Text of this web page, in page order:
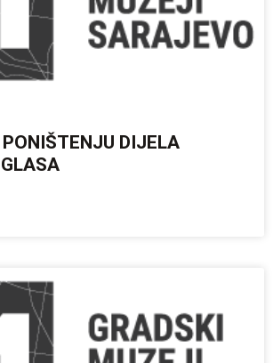
PONIŠTENJU DIJELA